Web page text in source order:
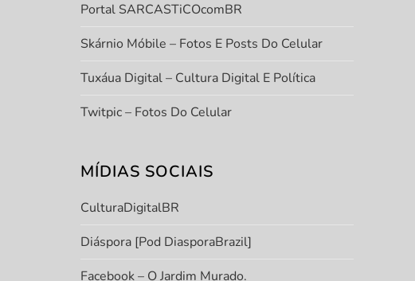
Portal SARCASTiCOcomBR
Skárnio Móbile – Fotos E Posts Do Celular
Tuxáua Digital – Cultura Digital E Política
Twitpic – Fotos Do Celular
MÍDIAS SOCIAIS
CulturaDigitalBR
Diáspora [Pod DiasporaBrazil]
Facebook – O Jardim Murado.